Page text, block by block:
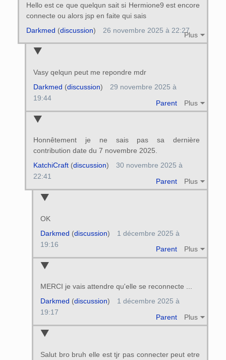
Hello est ce que quelqun sait si Hermione9 est encore
connecte ou alors jsp en faite qui sais
Plus
Darkmed (discussion) 26 novembre 2025 à 22:27
Vasy qelqun peut me repondre mdr
Parent Plus
Darkmed (discussion)
29 novembre 2025 à
19:44
Honnêtement je ne sais pas sa dernière
contribution date du 7 novembre 2025.
Parent Plus
KatchiCraft(discussion)
30 novembre 2025 à
22:41
OK
Parent Plus
Darkmed (discussion)
1 décembre 2025 à
19:16
MERCI je vais attendre qu'elle se reconnecte ...
Parent Plus
Darkmed (discussion)
1 décembre 2025 à
19:17
Salut bro bruh elle est tjr pas connecter peut etre